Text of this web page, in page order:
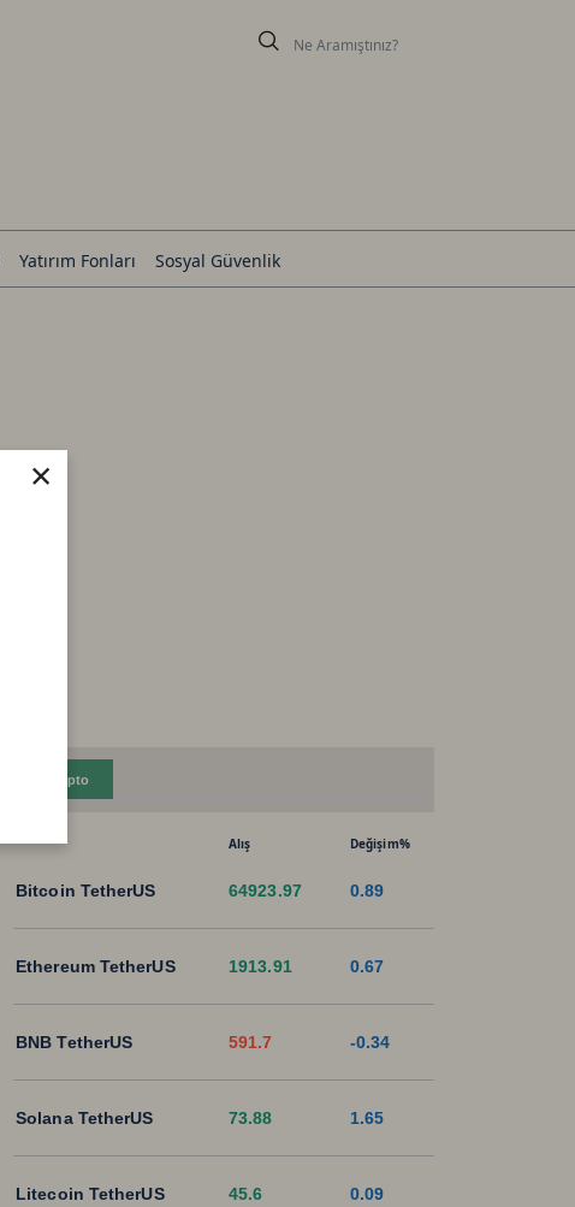
×
Yatırım Fonları Sosyal Güvenlik
Kripto
Alış Değişim%
Bitcoin TetherUS 64923.97 0.89
Ethereum TetherUS 1913.91 0.67
BNB TetherUS 591.7 -0.34
Solana TetherUS 73.88 1.65
Litecoin TetherUS 45.6 0.09